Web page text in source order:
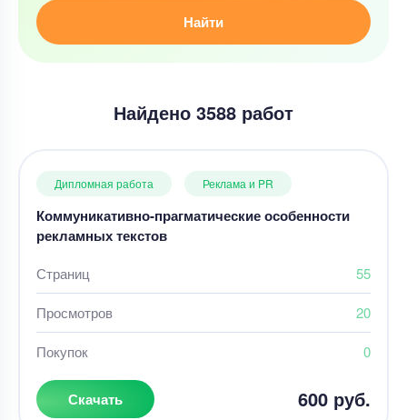
Найти
Найдено 3588 работ
Дипломная работа Реклама и PR
Коммуникативно-прагматические особенности
рекламных текстов
Страниц 55
Просмотров 20
Покупок 0
Скачать 600 руб.